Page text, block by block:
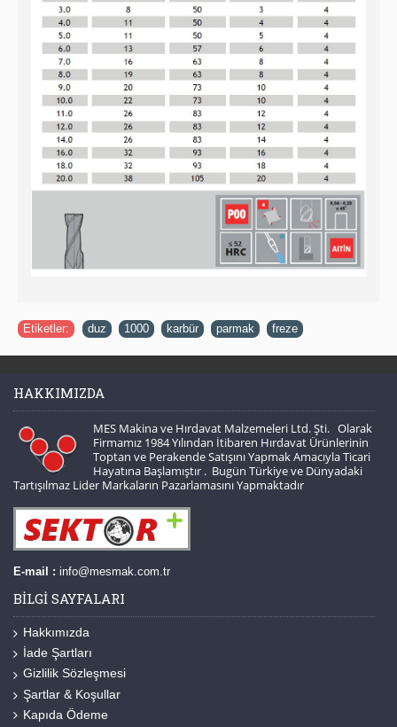
Etiketler: duz 1000 karbür parmak freze
HAKKIMIZDA
MES Makina ve Hırdavat Malzemeleri Ltd. Şti. Olarak
Firmamız 1984 Yılından İtibaren Hırdavat Ürünlerinin
Toptan ve Perakende Satışını Yapmak Amacıyla Ticari
Hayatına Başlamıştır . Bugün Türkiye ve Dünyadaki
Tartışılmaz Lider Markaların Pazarlamasını Yapmaktadır
E-mail : info@mesmak.com.tr
BILGI SAYFALARI
Hakkımızda
İade Şartları
Gizlilik Sözleşmesi
Şartlar & Koşullar
Kapıda Ödeme